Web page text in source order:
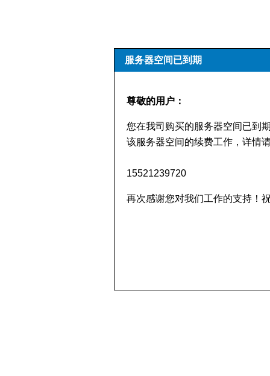
服务器空间已到期
尊敬的用户：
您在我司购买的服务器空间已到
该服务器空间的续费工作，详情
15521239720
再次感谢您对我们工作的支持！